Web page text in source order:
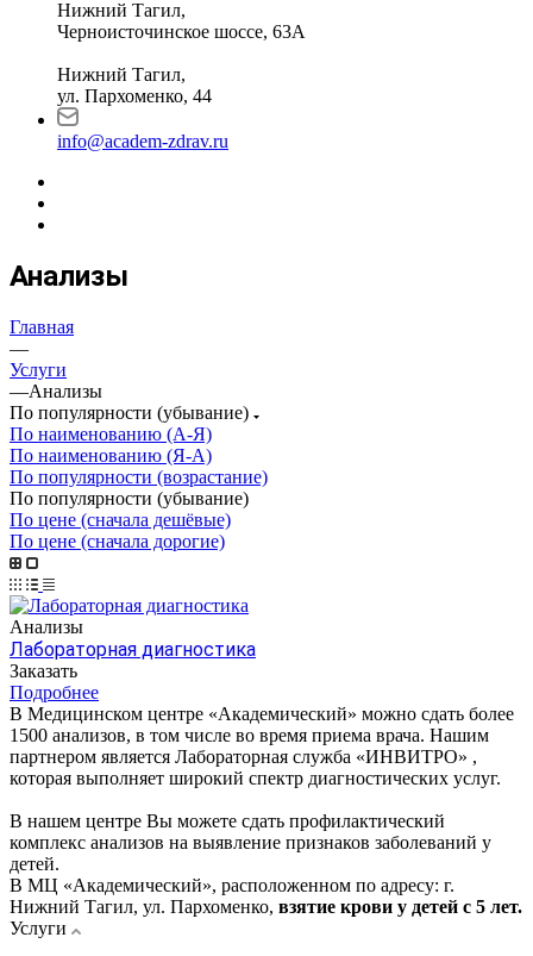
Нижний Тагил,
Черноисточинское шоссе, 63А
Нижний Тагил,
ул. Пархоменко, 44
info@academ-zdrav.ru
Анализы
Главная
—
Услуги
—Анализы
По популярности (убывание)
По наименованию (А-Я)
По наименованию (Я-А)
По популярности (возрастание)
По популярности (убывание)
По цене (сначала дешёвые)
По цене (сначала дорогие)
Анализы
Лабораторная диагностика
Заказать
Подробнее
В Медицинском центре «Академический» можно сдать более
1500 анализов, в том числе во время приема врача. Нашим
партнером является Лабораторная служба «ИНВИТРО» ,
которая выполняет широкий спектр диагностических услуг.
В нашем центре Вы можете сдать профилактический
комплекс анализов на выявление признаков заболеваний у
детей.
В МЦ «Академический», расположенном по адресу: г.
Нижний Тагил, ул. Пархоменко, взятие крови у детей с 5 лет.
Услуги